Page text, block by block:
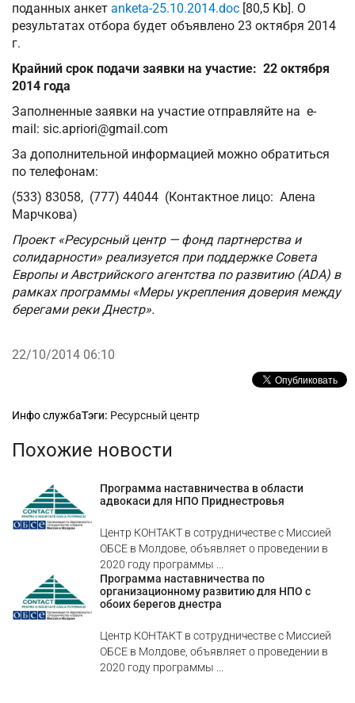
поданных анкет anketa-25.10.2014.doc [80,5 Kb]. О
результатах отбора будет объявлено 23 октября 2014
г.
Крайний срок подачи заявки на участие: 22 октября
2014 года
Заполненные заявки на участие отправляйте на e-
mail: sic.apriori@gmail.com
За дополнительной информацией можно обратиться
по телефонам:
(533) 83058, (777) 44044 (Контактное лицо: Алена
Марчкова)
Проект «Ресурсный центр — фонд партнерства и
солидарности» реализуется при поддержке Совета
Европы и Австрийского агентства по развитию (ADA) в
рамках программы «Меры укрепления доверия между
берегами реки Днестр».
22/10/2014 06:10
Рубрики
Инфо службаТэги: Ресурсный центр
Похожие новости
Программа наставничества в области
адвокаси для НПО Приднестровья
Центр КОНТАКТ в сотрудничестве с Миссией
ОБСЕ в Молдове, объявляет о проведении в
2020 году программы ...
Программа наставничества по
организационному развитию для НПО с
обоих берегов днестра
Центр КОНТАКТ в сотрудничестве с Миссией
ОБСЕ в Молдове, объявляет о проведении в
2020 году программы ...